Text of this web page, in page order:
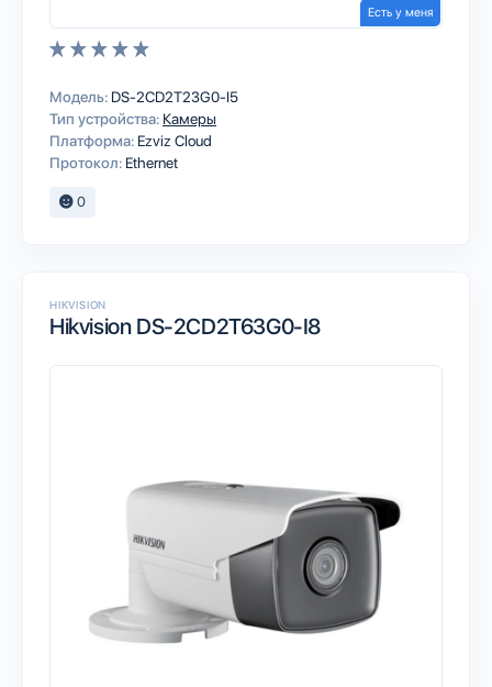
Есть у меня
Модель: DS-2CD2T23G0-I5
Тип устройства: Камеры
Платформа: Ezviz Cloud
Протокол: Ethernet
0
HIKVISION
Hikvision DS-2CD2T63G0-I8